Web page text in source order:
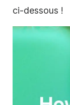
ci-dessous !